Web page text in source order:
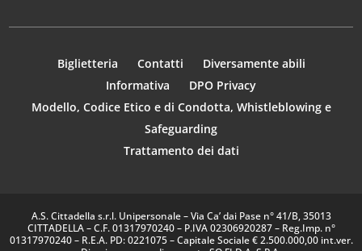
Biglietteria Contatti
Diversamente abili
Informativa
DPO Privacy
Modello, Codice Etico e di Condotta, Whistleblowing e
Safeguarding
Trattamento dei dati
A.S. Cittadella s.r.l. Unipersonale – Via Ca’ dai Pase n° 41/B, 35013
CITTADELLA – C.F. 01317970240 – P.IVA 02306920287 – Reg.Imp. n°
01317970240 – R.E.A. PD: 0221075 – Capitale Sociale € 2.500.000,00 int.ver.